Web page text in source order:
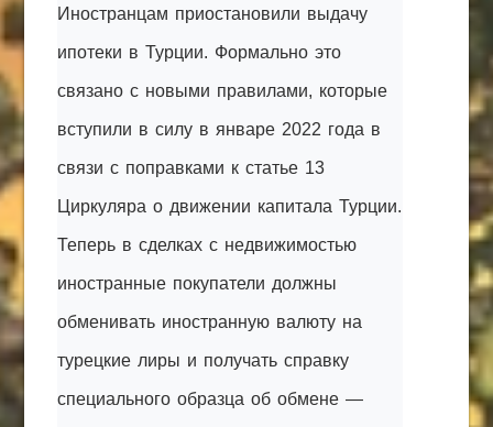
Иностранцам приостановили выдачу
ипотеки в Турции. Формально это
связано с новыми правилами, которые
вступили в силу в январе 2022 года в
связи с поправками к статье 13
Циркуляра о движении капитала Турции.
Теперь в сделках с недвижимостью
иностранные покупатели должны
обменивать иностранную валюту на
турецкие лиры и получать справку
специального образца об обмене —